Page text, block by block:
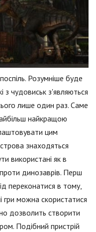
Розумніше буде
з чудовиськ з'являються
лише один раз. Саме
найкращою
цим
знаходяться
використані як в
проти динозаврів. Перш
переконатися в тому,
можна скористатися
дозволить створити
Подібний пристрій